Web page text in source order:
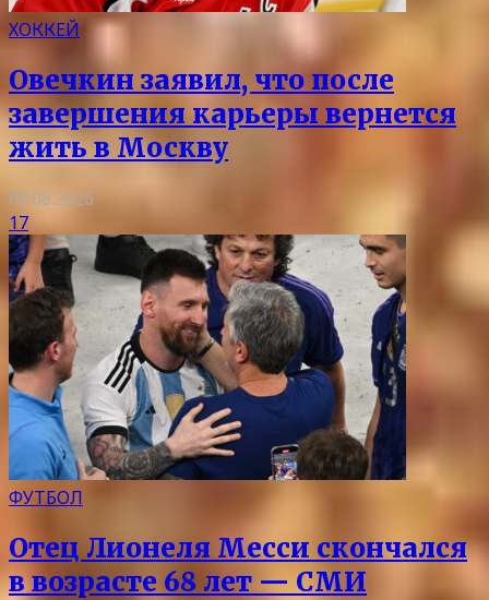
ХОККЕЙ
Овечкин заявил, что после
завершения карьеры вернется
жить в Москву
08.08.2026
17
ФУТБОЛ
Отец Лионеля Месси скончался
в возрасте 68 лет — СМИ